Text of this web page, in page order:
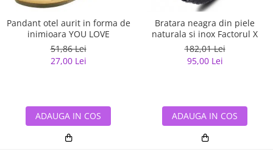
Pandant otel aurit in forma de
inimioara YOU LOVE
51,86 Lei
27,00 Lei
ADAUGA IN COS
Bratara neagra din piele
naturala si inox Factorul X
182,01 Lei
95,00 Lei
ADAUGA IN COS